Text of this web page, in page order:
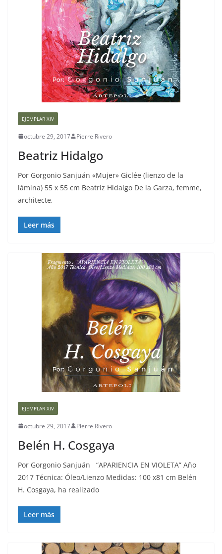
EJEMPLAR XIV
octubre 29, 2017 Pierre Rivero
Beatriz Hidalgo
Por Gorgonio Sanjuán «Mujer» Giclée (lienzo de la
lámina) 55 x 55 cm Beatriz Hidalgo De la Garza, femme,
architecte,
Leer más
EJEMPLAR XIV
octubre 29, 2017 Pierre Rivero
Belén H. Cosgaya
Por Gorgonio Sanjuán “APARIENCIA EN VIOLETA” Año
2017 Técnica: Óleo/Lienzo Medidas: 100 x81 cm Belén
H. Cosgaya, ha realizado
Leer más